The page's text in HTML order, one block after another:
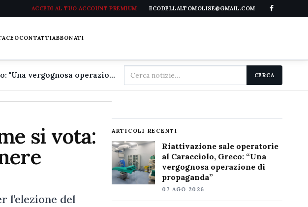
ACCEDI AL TUO ACCOUNT PREMIUM ECODELLALTOMOLISE@GMAIL.COM
CONTATTIABBONATI
Riattivazione sale operatorie al Caracciolo, Greco: "Una vergognosa operazione di propaganda"
Cerca
nel
CERCA
si vota:
l’elezione del
ARTICOLI RECENTI
Riattivazione sale operatorie
al Caracciolo, Greco: “Una
vergognosa operazione di
propaganda”
07 AGO 2026